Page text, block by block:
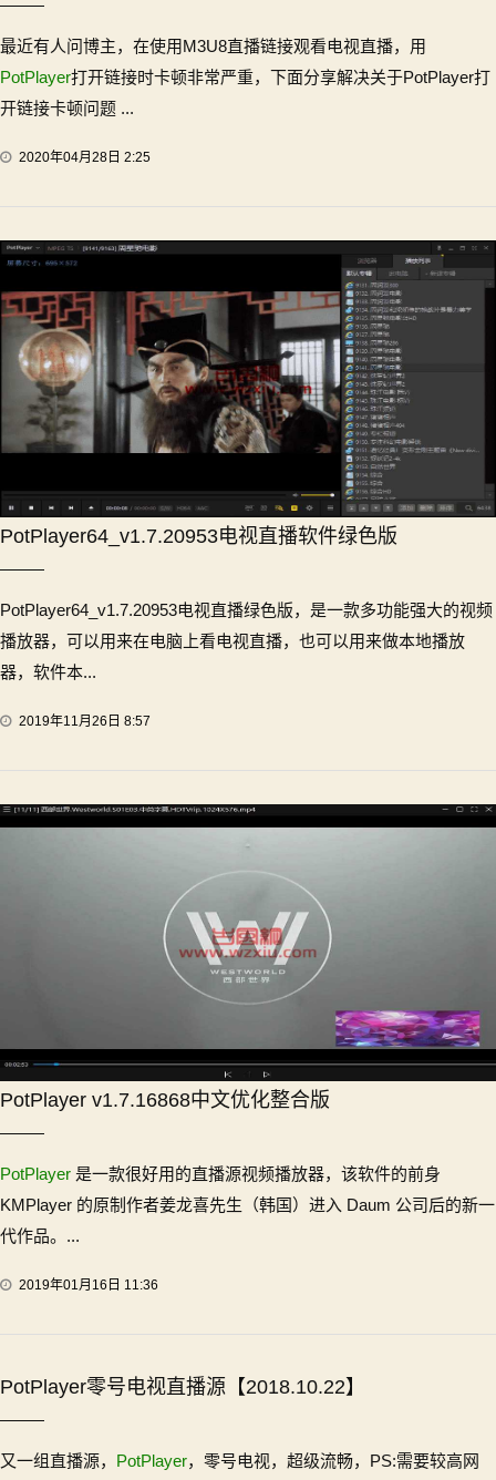
最近有人问博主，在使用M3U8直播链接观看电视直播，用
PotPlayer打开链接时卡顿非常严重，下面分享解决关于PotPlayer打
开链接卡顿问题 ...
2020年04月28日 2:25
PotPlayer64_v1.7.20953电视直播软件绿色版
PotPlayer64_v1.7.20953电视直播绿色版，是一款多功能强大的视频
播放器，可以用来在电脑上看电视直播，也可以用来做本地播放
器，软件本...
2019年11月26日 8:57
PotPlayer v1.7.16868中文优化整合版
PotPlayer 是一款很好用的直播源视频播放器，该软件的前身
KMPlayer 的原制作者姜龙喜先生（韩国）进入 Daum 公司后的新一
代作品。...
2019年01月16日 11:36
PotPlayer零号电视直播源【2018.10.22】
又一组直播源， PotPlayer，零号电视，超级流畅，PS:需要较高网